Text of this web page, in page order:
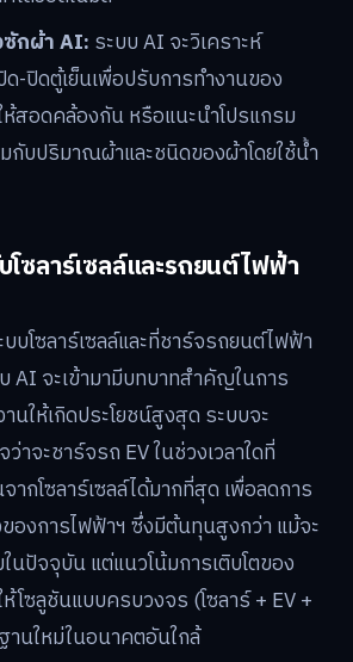
ซักผ้า AI: ระบบ AI จะวิเคราะห์
-ปิดตู้เย็นเพื่อปรับการทำงานของ
สอดคล้องกัน หรือแนะนำโปรแกรม
กับปริมาณผ้าและชนิดของผ้าโดยใช้น้ำ
โซลาร์เซลล์และรถยนต์ไฟฟ้า
บโซลาร์เซลล์และที่ชาร์จรถยนต์ไฟฟ้า
AI จะเข้ามามีบทบาทสำคัญในการ
นให้เกิดประโยชน์สูงสุด ระบบจะ
จะชาร์จรถ EV ในช่วงเวลาใดที่
กโซลาร์เซลล์ได้มากที่สุด เพื่อลดการ
องการไฟฟ้าฯ ซึ่งมีต้นทุนสูงกว่า แม้จะ
นปัจจุบัน แต่แนวโน้มการเติบโตของ
ห้โซลูชันแบบครบวงจร (โซลาร์ + EV +
านใหม่ในอนาคตอันใกล้